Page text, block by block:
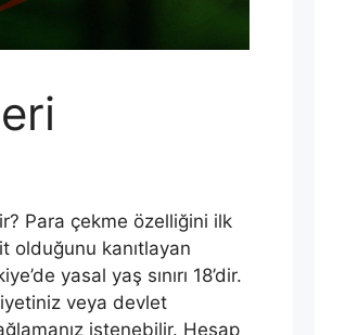
Para çekme özelliğini ilk
olduğunu kanıtlayan
yasal yaş sınırı 18’dir.
veya devlet
istenebilir. Hesap